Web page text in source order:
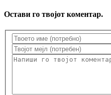
Остави го твојот коментар.